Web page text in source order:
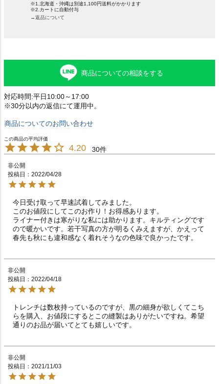
※1.北海道・沖縄は別途1,100円送料がかかります
※2.カートに自動付与
→返品について
商品についての相談をする
対応時間:平日10:00～17:00
※30分以内の返信にて運用中。
商品についてのお問い合わせ
4.20 30
非公開
投稿日
2022/04/28
今日受け取って早速試着してみました。
このお値段にしてこのお作り！お得感あります。
ライナー付きは寒がりな私には助かります。キルティングです
ので暖かいです。若干写真の方が明るくみえますが、かえって
非公開
投稿日
2022/04/18
トレンチは数枚持っているのですが、黒の細身が欲しくてこち
らを購入、お値段にするとこの縫製はありがたいですね。希望
通りのお品が届いてとても嬉しいです。
非公開
投稿日
2021/11/03